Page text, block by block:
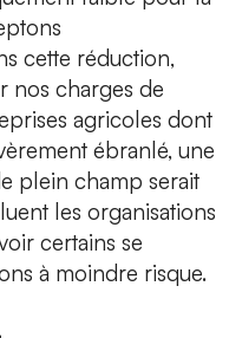
cette réduction,
nos charges de
agricoles dont
ébranlé, une
plein champ serait
les organisations
certains se
à moindre risque.